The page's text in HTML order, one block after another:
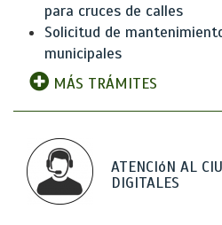
para cruces de calles
Solicitud de
municipales
MÁS TRÁMITES
ATENCIóN AL
DIGITALES